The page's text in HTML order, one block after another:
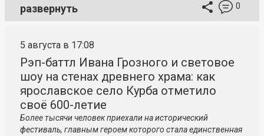
развернуть 0
5 августа в 17:08
Рэп-баттл Ивана Грозного и световое
шоу на стенах древнего храма: как
ярославское село Курба отметило
своё 600-летие
Более тысячи человек приехали на исторический
фестиваль, главным героем которого стала единственная